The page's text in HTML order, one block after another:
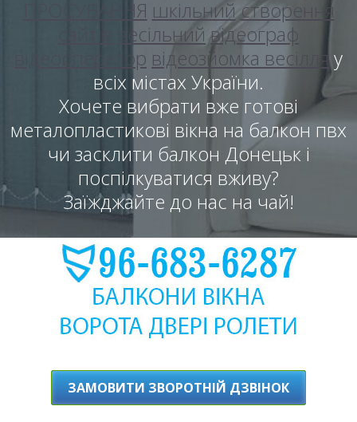
ПРОСУВАННЯ шкільний створення
весільний відеограф
відеооператор відеозйомка весілляу
всіх містах України.
Хочете вибрати вже готові
металопластикові вікна на балкон пвх
чи засклити балкон Донецьк і
поспілкуватися вживу?
Заїжджайте до нас на чай!
ЗАМОВИТИ ЗВОРОТНІЙ ДЗВІНОК